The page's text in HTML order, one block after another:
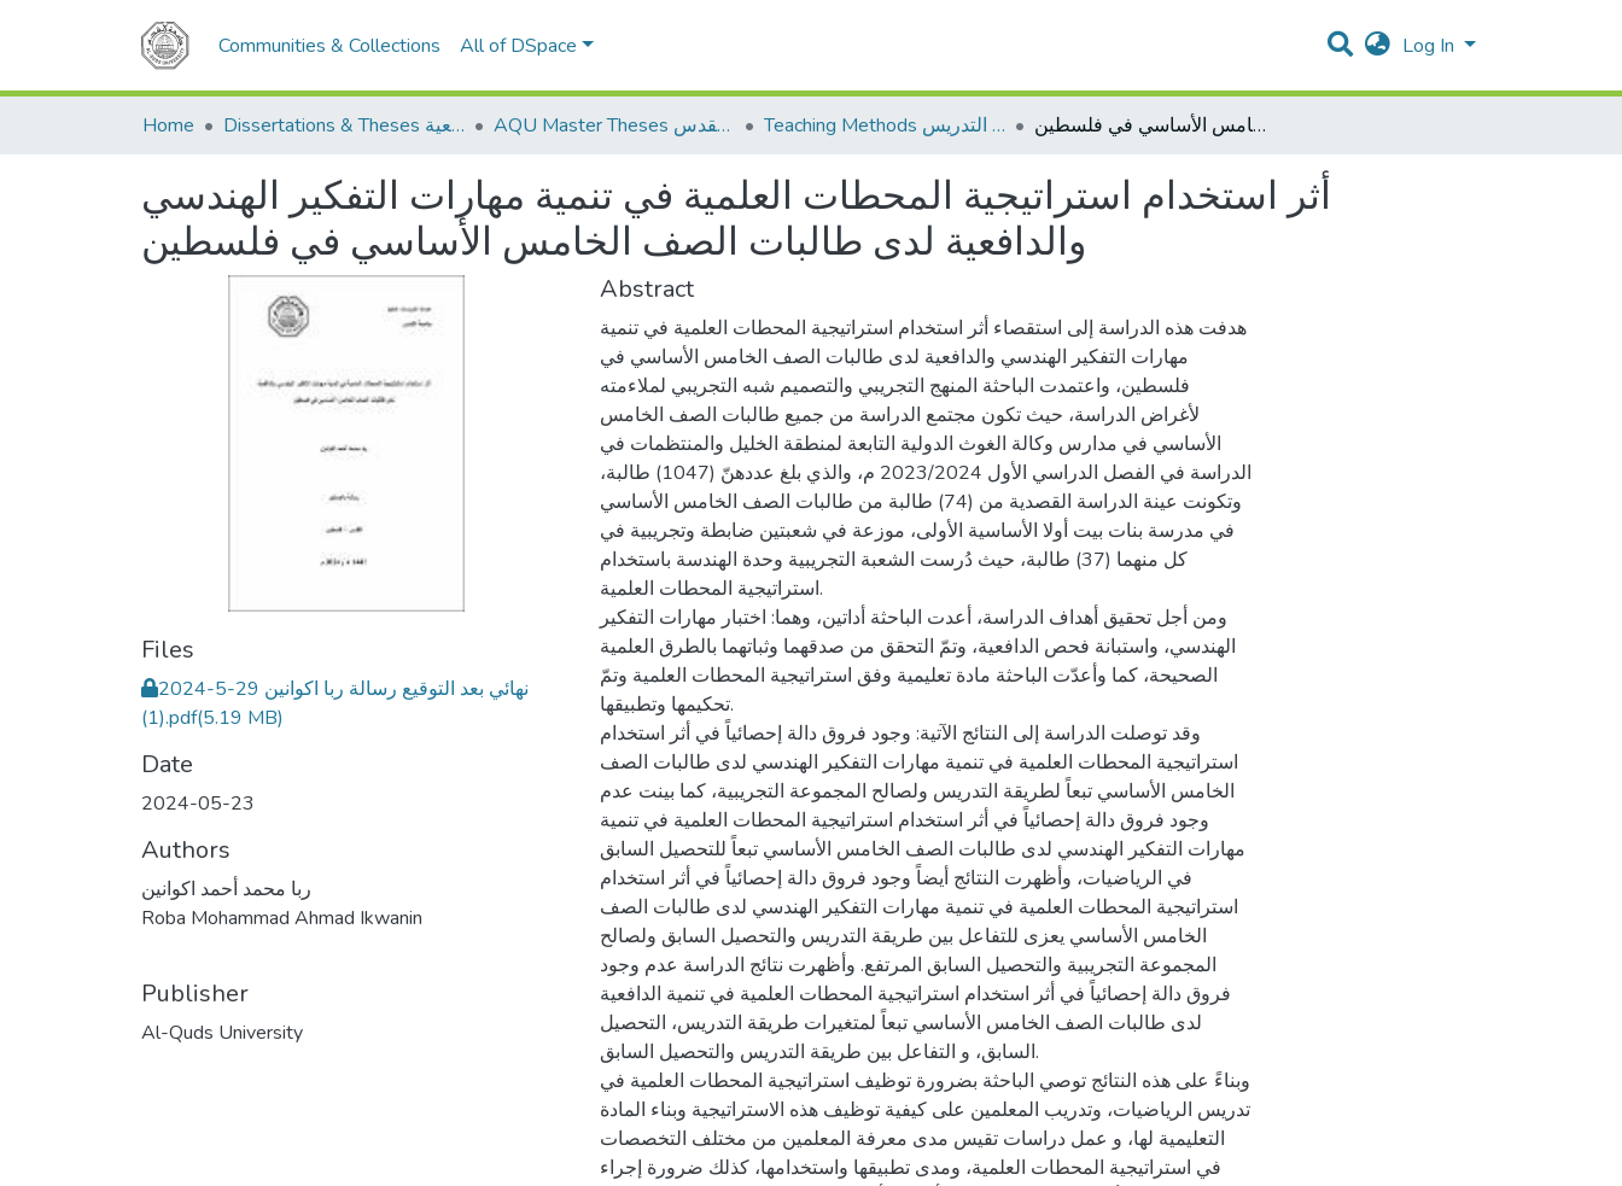
Communities & Collections All of DSpace Log In
Home Dissertations & Theses الرسائل الجامعية AQU Master Theses الرسائل الجامعية الخاصة بجامعة القدس Teaching Methods أساليب التدريس أثر استخدام استراتيجية المحطات العلمية في تنمية مهارات التفكير الهندسي والدافعية لدى طالبات الصف الخامس الأساسي في فلسطين
أثر استخدام استراتيجية المحطات العلمية في تنمية مهارات التفكير الهندسي
والدافعية لدى طالبات الصف الخامس الأساسي في فلسطين
Files
نهائي بعد التوقيع رسالة ربا اكوانين 29-5-2024
(1).pdf(5.19 MB)
Date
2024-05-23
Authors
ربا محمد أحمد اكوانين
Roba Mohammad Ahmad Ikwanin
Publisher
Al-Quds University
Abstract
هدفت هذه الدراسة إلى استقصاء أثر استخدام استراتيجية المحطات العلمية في تنمية
مهارات التفكير الهندسي والدافعية لدى طالبات الصف الخامس الأساسي في
فلسطين، واعتمدت الباحثة المنهج التجريبي والتصميم شبه التجريبي لملاءمته
لأغراض الدراسة، حيث تكون مجتمع الدراسة من جميع طالبات الصف الخامس
الأساسي في مدارس وكالة الغوث الدولية التابعة لمنطقة الخليل والمنتظمات في
الدراسة في الفصل الدراسي الأول 2023/2024 م، والذي بلغ عددهنّ (1047) طالبة،
وتكونت عينة الدراسة القصدية من (74) طالبة من طالبات الصف الخامس الأساسي
في مدرسة بنات بيت أولا الأساسية الأولى، موزعة في شعبتين ضابطة وتجريبية في
كل منهما (37) طالبة، حيث دُرست الشعبة التجريبية وحدة الهندسة باستخدام
استراتيجية المحطات العلمية.
ومن أجل تحقيق أهداف الدراسة، أعدت الباحثة أداتين، وهما: اختبار مهارات التفكير
الهندسي، واستبانة فحص الدافعية، وتمّ التحقق من صدقهما وثباتهما بالطرق العلمية
الصحيحة، كما وأعدّت الباحثة مادة تعليمية وفق استراتيجية المحطات العلمية وتمّ
تحكيمها وتطبيقها.
وقد توصلت الدراسة إلى النتائج الآتية: وجود فروق دالة إحصائياً في أثر استخدام
استراتيجية المحطات العلمية في تنمية مهارات التفكير الهندسي لدى طالبات الصف
الخامس الأساسي تبعاً لطريقة التدريس ولصالح المجموعة التجريبية، كما بينت عدم
وجود فروق دالة إحصائياً في أثر استخدام استراتيجية المحطات العلمية في تنمية
مهارات التفكير الهندسي لدى طالبات الصف الخامس الأساسي تبعاً للتحصيل السابق
في الرياضيات، وأظهرت النتائج أيضاً وجود فروق دالة إحصائياً في أثر استخدام
استراتيجية المحطات العلمية في تنمية مهارات التفكير الهندسي لدى طالبات الصف
الخامس الأساسي يعزى للتفاعل بين طريقة التدريس والتحصيل السابق ولصالح
المجموعة التجريبية والتحصيل السابق المرتفع. وأظهرت نتائج الدراسة عدم وجود
فروق دالة إحصائياً في أثر استخدام استراتيجية المحطات العلمية في تنمية الدافعية
لدى طالبات الصف الخامس الأساسي تبعاً لمتغيرات طريقة التدريس، التحصيل
السابق، و التفاعل بين طريقة التدريس والتحصيل السابق.
وبناءً على هذه النتائج توصي الباحثة بضرورة توظيف استراتيجية المحطات العلمية في
تدريس الرياضيات، وتدريب المعلمين على كيفية توظيف هذه الاستراتيجية وبناء المادة
التعليمية لها، و عمل دراسات تقيس مدى معرفة المعلمين من مختلف التخصصات
في استراتيجية المحطات العلمية، ومدى تطبيقها واستخدامها، كذلك ضرورة إجراء